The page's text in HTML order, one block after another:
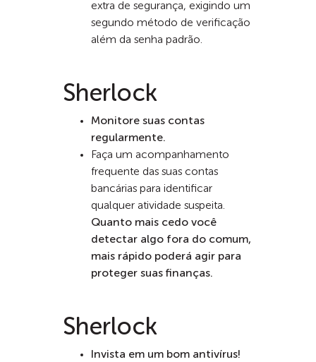
extra de segurança, exigindo um
segundo método de verificação
além da senha padrão.
Sherlock
Monitore suas contas
regularmente.
Faça um acompanhamento
frequente das suas contas
bancárias para identificar
qualquer atividade suspeita.
Quanto mais cedo você
detectar algo fora do comum,
mais rápido poderá agir para
proteger suas finanças.
Sherlock
Invista em um bom antivírus!